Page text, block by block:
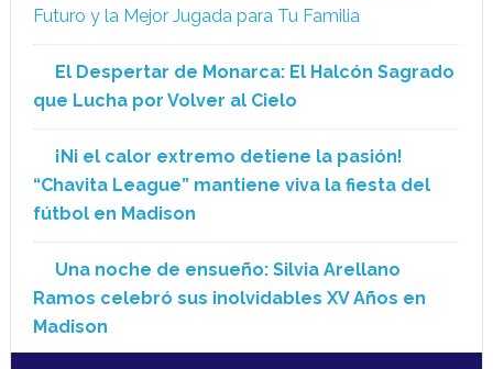
Futuro y la Mejor Jugada para Tu Familia
El Despertar de Monarca: El Halcón Sagrado
que Lucha por Volver al Cielo
¡Ni el calor extremo detiene la pasión!
“Chavita League” mantiene viva la fiesta del
fútbol en Madison
Una noche de ensueño: Silvia Arellano
Ramos celebró sus inolvidables XV Años en
Madison